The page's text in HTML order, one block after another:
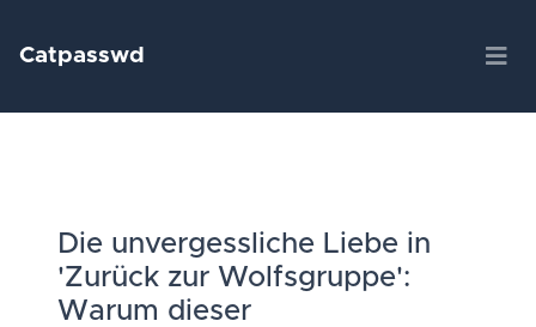
Catpasswd
Die unvergessliche Liebe in
'Zurück zur Wolfsgruppe':
Warum dieser